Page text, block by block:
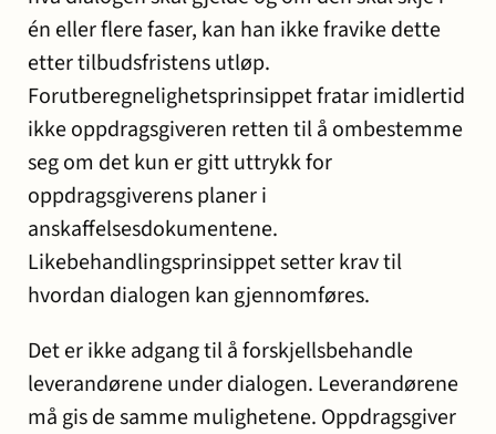
én eller flere faser, kan han ikke fravike dette
etter tilbudsfristens utløp.
Forutberegnelighetsprinsippet fratar imidlertid
ikke oppdragsgiveren retten til å ombestemme
seg om det kun er gitt uttrykk for
oppdragsgiverens planer i
anskaffelsesdokumentene.
Likebehandlingsprinsippet setter krav til
hvordan dialogen kan gjennomføres.
Det er ikke adgang til å forskjellsbehandle
leverandørene under dialogen. Leverandørene
må gis de samme mulighetene. Oppdragsgiver